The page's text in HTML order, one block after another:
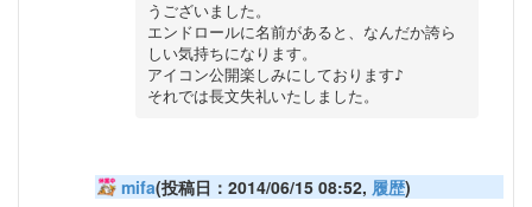
うございました。
エンドロールに名前があると、なんだか誇ら
しい気持ちになります。
アイコン公開楽しみにしております♪
mifa(投稿日：2014/06/15 08:52, 履歴)